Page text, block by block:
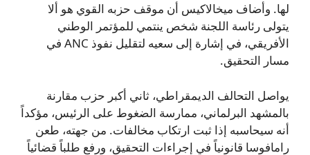
لها. وأضاف ميخالاكيس أن موقف حزبه القوي هو ألا
يتولى رئاسة اللجنة شخص ينتمي للمؤتمر الوطني
الأفريقي، في إشارة إلى سعيه لتقليل نفوذ ANC في
مسار التحقيق.
يواصل التحالف الديمقراطي، ثاني أكبر حزب مقارنة
بالمشهد البرلماني، ممارسة الضغوط على الرئيس، مؤكداً
أنه سيحاسبه إذا ثبت ارتكاب مخالفات. من جهته، طعن
رامافوسا قانونياً في إجراءات التحقيق، ورفع طلباً قضائياً